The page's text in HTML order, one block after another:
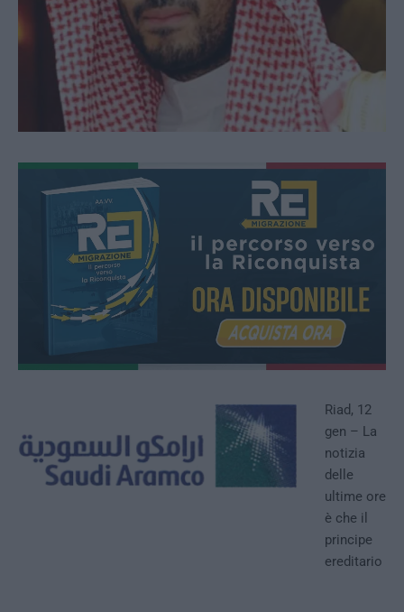
Riad, 12
gen – La
notizia
delle
ultime ore
è che il
principe
ereditario